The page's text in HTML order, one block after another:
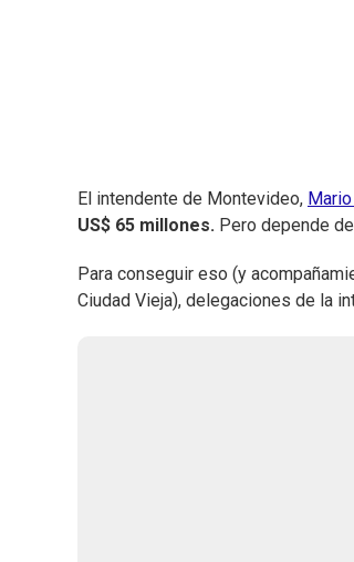
El intendente de Montevideo,
US$ 65 millones. Pero depende
Para conseguir eso (y
Ciudad Vieja), delegaciones de la